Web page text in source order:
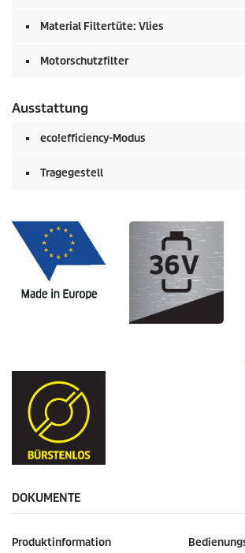
Material Filtertüte: Vlies
Motorschutzfilter
Ausstattung
eco!efficiency-Modus
Tragegestell
DOKUMENTE
Produktinformation